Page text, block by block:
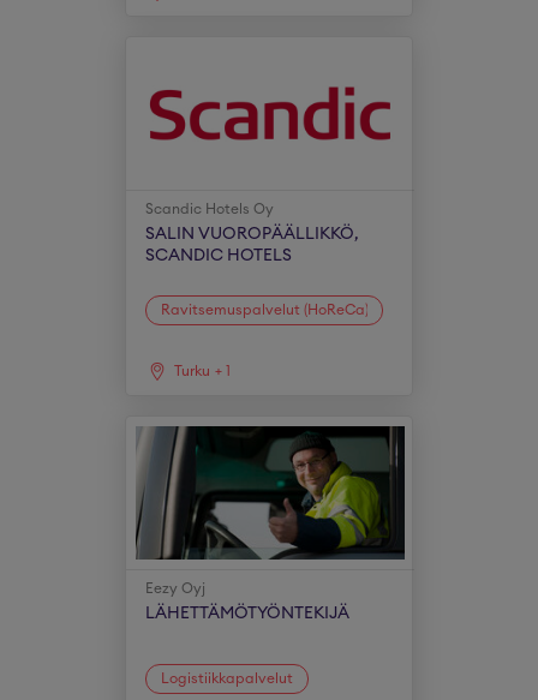
Scandic Hotels Oy
SALIN VUOROPÄÄLLIKKÖ,
SCANDIC HOTELS
Ravitsemuspalvelut (HoReCa)
Turku + 1
Eezy Oyj
LÄHETTÄMÖTYÖNTEKIJÄ
Logistiikkapalvelut